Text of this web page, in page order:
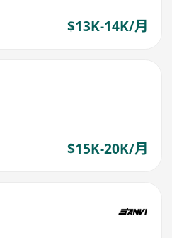
$13K-14K/月
$15K-20K/月